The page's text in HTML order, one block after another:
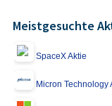
Meistgesuchte
SpaceX Aktie
Micron Technology